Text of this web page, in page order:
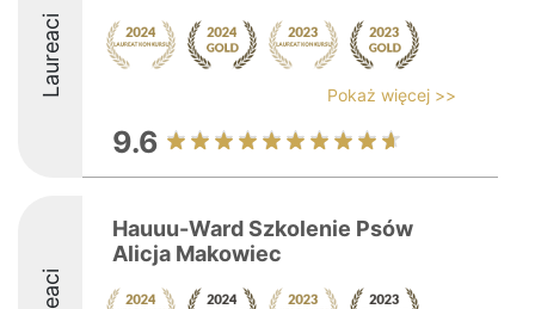
Laureaci Pokaż więcej >>
9.6
Hauuu-Ward Szkolenie Psów
Alicja Makowiec